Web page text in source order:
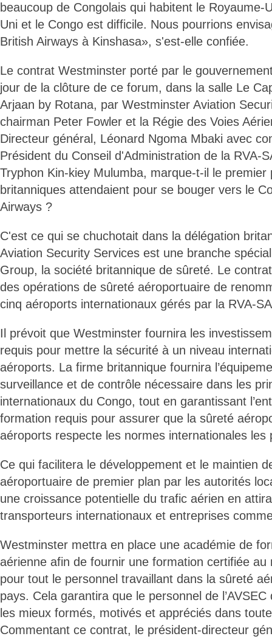
beaucoup de Congolais qui habitent le Royaume-
Uni et le Congo est difficile. Nous pourrions
British Airways à Kinshasa», s'est-elle confiée.
Le contrat Westminster porté par le
jour de la clôture de ce forum, dans la salle Le
Arjaan by Rotana, par Westminster Aviation
chairman Peter Fowler et la Régie des Voies
Directeur général, Léonard Ngoma Mbaki avec
Président du Conseil d'Administration de la RVA-
Tryphon Kin-kiey Mulumba, marque-t-il le premier
britanniques attendaient pour se bouger vers le
Airways ?
C'est ce qui se chuchotait dans la délégation
Aviation Security Services est une branche
Group, la société britannique de sûreté. Le
des opérations de sûreté aéroportuaire de
cinq aéroports internationaux gérés par la RVA-
Il prévoit que Westminster fournira les
requis pour mettre la sécurité à un niveau
aéroports. La firme britannique fournira
surveillance et de contrôle nécessaire dans les
internationaux du Congo, tout en garantissant
formation requis pour assurer que la sûreté
aéroports respecte les normes internationales les
Ce qui facilitera le développement et le maintien
aéroportuaire de premier plan par les autorités
une croissance potentielle du trafic aérien en
transporteurs internationaux et entreprises
Westminster mettra en place une académie de
aérienne afin de fournir une formation certifiée au
pour tout le personnel travaillant dans la sûreté
pays. Cela garantira que le personnel de
les mieux formés, motivés et appréciés dans
Commentant ce contrat, le président-directeur